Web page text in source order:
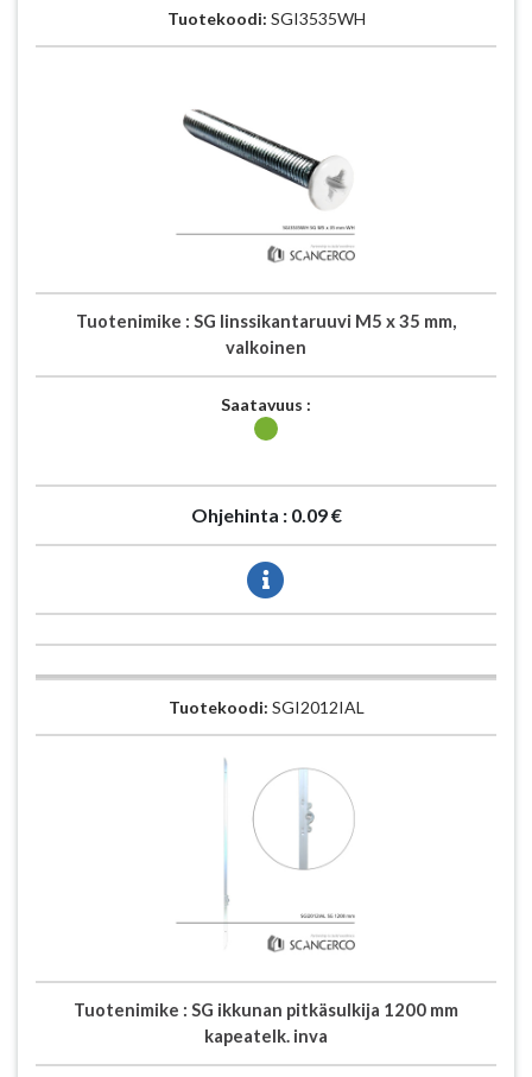
Tuotekoodi: SGI3535WH
Tuotenimike : SG linssikantaruuvi M5 x 35 mm,
valkoinen
Saatavuus :
Ohjehinta : 0.09 €
Tuotekoodi: SGI2012IAL
Tuotenimike : SG ikkunan pitkäsulkija 1200 mm
kapeatelk. inva